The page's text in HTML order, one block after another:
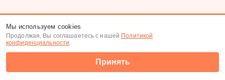
Мы используем cookies
Продолжая, Вы соглашаетесь с нашей Политикой
конфиденциальности.
Принять